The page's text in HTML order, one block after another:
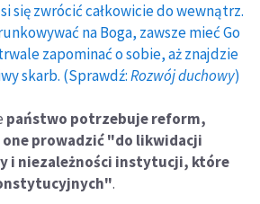
się zwrócić całkowicie do wewnątrz.
na Boga, zawsze mieć Go
zapominać o sobie, aż znajdzie
skarb. (Sprawdź:Rozwój duchowy)
państwo potrzebuje reform,
prowadzić "do likwidacji
i niezależności instytucji, które
.